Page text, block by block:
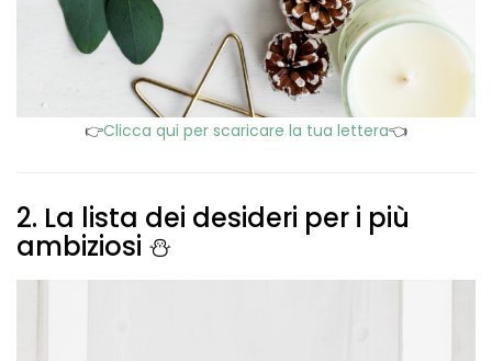
👉Clicca qui per scaricare la tua lettera👈
2. La lista dei desideri per i più
ambiziosi ⛄